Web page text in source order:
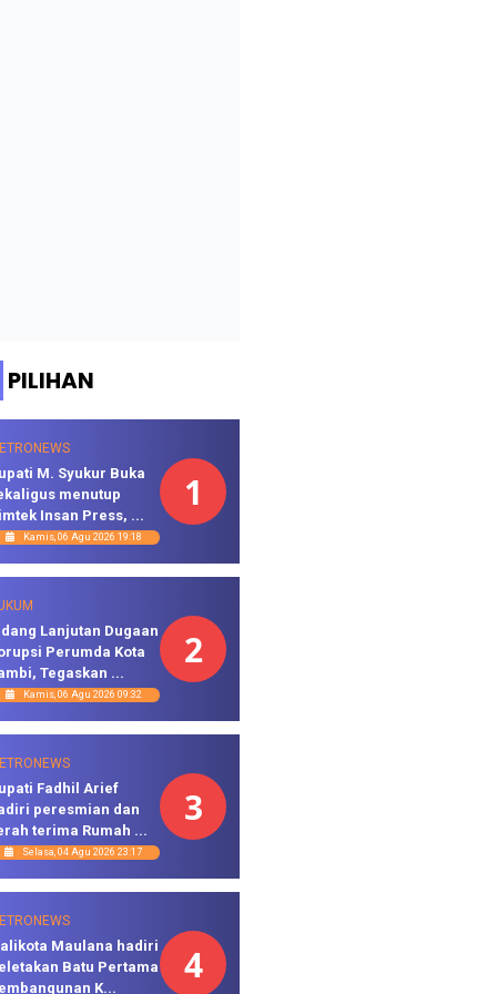
PILIHAN
M. Syukur Buka
menutup
Insan Press, ...
Kamis, 06 Agu 2026 19:18
1
Lanjutan Dugaan
Perumda Kota
Tegaskan ...
Kamis, 06 Agu 2026 09:32
2
Fadhil Arief
peresmian dan
terima Rumah ...
Selasa, 04 Agu 2026 23:17
3
Maulana hadiri
Batu Pertama
K...
4